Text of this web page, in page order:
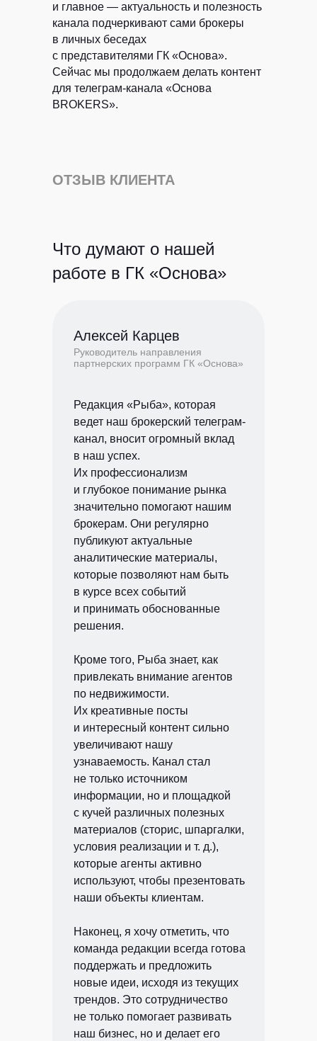
и главное — актуальность и полезность
канала подчеркивают сами брокеры
в личных беседах
с представителями ГК «Основа».
Сейчас мы продолжаем делать контент
для телеграм-канала «Основа
BROKERS».
ОТЗЫВ КЛИЕНТА
Что думают о нашей
работе в ГК «Основа»
Редакция «Рыба», которая
ведет наш брокерский телеграм-
канал, вносит огромный вклад
в наш успех.
Их профессионализм
и глубокое понимание рынка
значительно помогают нашим
брокерам. Они регулярно
публикуют актуальные
аналитические материалы,
которые позволяют нам быть
в курсе всех событий
и принимать обоснованные
решения.
Кроме того, Рыба знает, как
привлекать внимание агентов
по недвижимости.
Их креативные посты
и интересный контент сильно
увеличивают нашу
узнаваемость. Канал стал
не только источником
информации, но и площадкой
с кучей различных полезных
материалов (сторис, шпаргалки,
условия реализации и т. д.),
которые агенты активно
используют, чтобы презентовать
наши объекты клиентам.
Наконец, я хочу отметить, что
команда редакции всегда готова
поддержать и предложить
новые идеи, исходя из текущих
трендов. Это сотрудничество
не только помогает развивать
наш бизнес, но и делает его
Алексей Карцев
Руководитель направления
партнерских программ ГК «Основа»
Политика конфиденциальности
TELEGRAM Виси.ру